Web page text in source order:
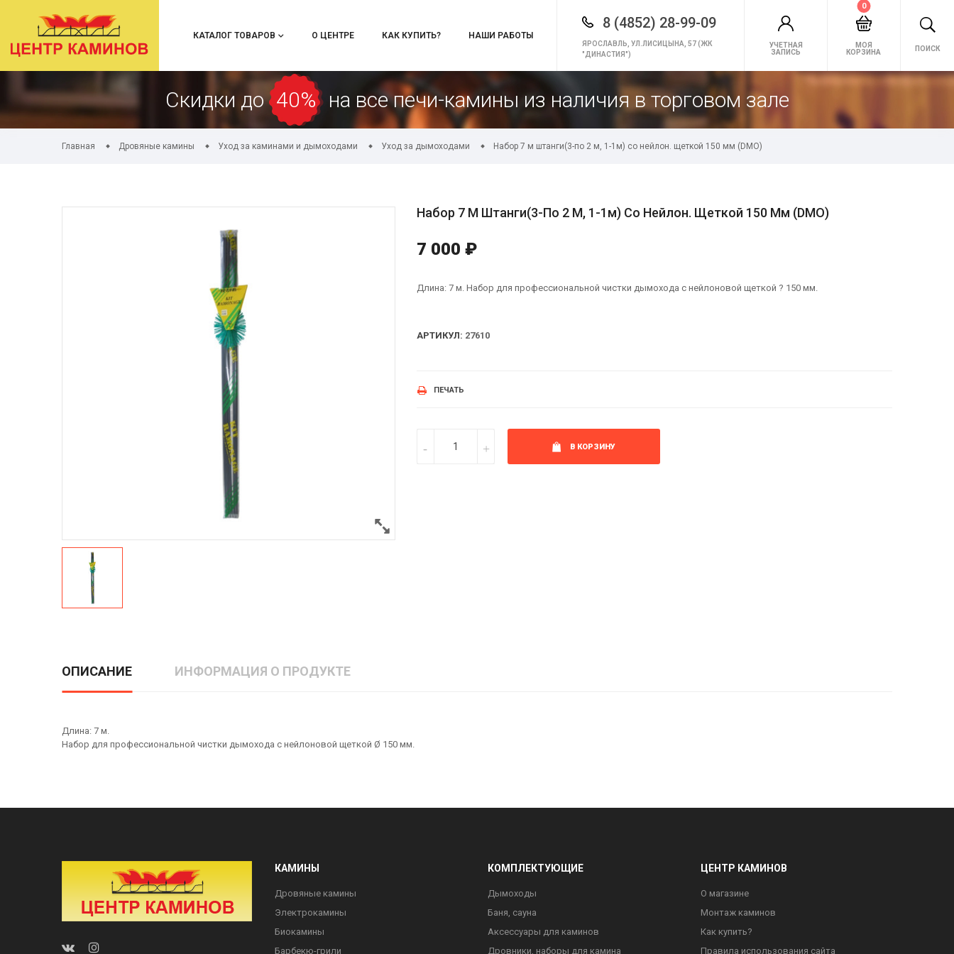
КАТАЛОГ ТОВАРОВ О ЦЕНТРЕ КАК КУПИТЬ? НАШИ РАБОТЫ
8 (4852) 28-99-09
ЯРОСЛАВЛЬ, УЛ.ЛИСИЦЫНА, 57 (ЖК
"ДИНАСТИЯ")
УЧЕТНАЯ
ЗАПИСЬ
МОЯ
КОРЗИНА
0
ПОИСК
Скидки до 40% на все печи-камины из наличия в торговом зале
Главная Дровяные камины Уход за каминами и дымоходами Уход за дымоходами Набор 7 м штанги(3-по 2 м, 1-1м) со нейлон. щеткой 150 мм (DMO)
Набор 7 М Штанги(3-По 2 М, 1-1м) Со Нейлон. Щеткой 150 Мм (DMO)
7 000 ₽
Длина: 7 м. Набор для профессиональной чистки дымохода с нейлоновой щеткой ? 150 мм.
АРТИКУЛ: 27610
ПЕЧАТЬ
В КОРЗИНУ
ОПИСАНИЕ ИНФОРМАЦИЯ О ПРОДУКТЕ
Длина: 7 м.
Набор для профессиональной чистки дымохода с нейлоновой щеткой Ø 150 мм.
КАМИНЫ
Дровяные камины
Электрокамины
Биокамины
Барбекю-грили
КОМПЛЕКТУЮЩИЕ
Дымоходы
Баня, сауна
Аксессуары для каминов
Дровники, наборы для камина
ЦЕНТР КАМИНОВ
О магазине
Монтаж каминов
Как купить?
Правила использования сайта